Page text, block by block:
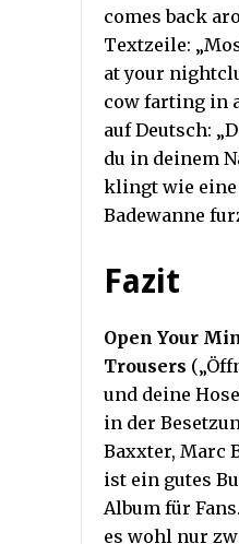
comes back
Textzeile:
at your
cow farting in
auf Deutsch:
du in deinem
klingt wie eine
Badewanne
Fazit
Open Your
Trousers
und deine
in der
Baxxter, Marc
ist ein gutes
Album für
es wohl nur